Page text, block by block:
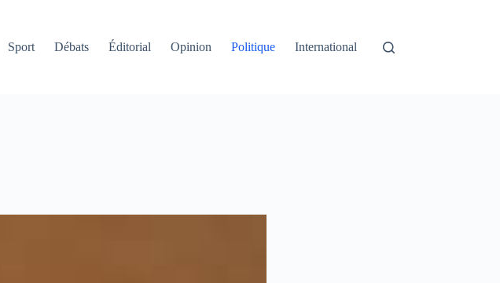
Sport Débats Éditorial Opinion Politique International